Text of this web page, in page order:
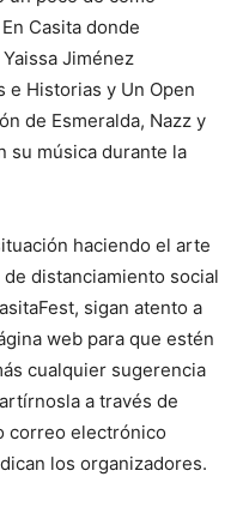
Casita donde
Jiménez
e Historias y Un Open
de Esmeralda, Nazz y
su música durante la
haciendo el arte
distanciamiento social
sigan atento a
web para que estén
cualquier sugerencia
a través de
correo electrónico
los organizadores.